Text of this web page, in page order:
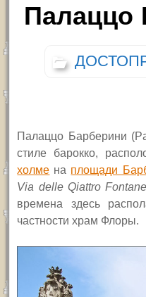
Палаццо
Палаццо Барберини
стиле барокко,
холме на площади
Via delle Qiattro Fontanе
времена здесь
частности храм Флоры.